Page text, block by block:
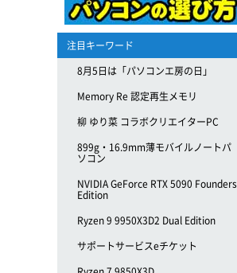
注目キーワード
8月5日は「パソコンエ房の日」
Memory Re 認定再生メモリ
柳 ゆり菜 コラボクリエイターPC
899g・16.9mm薄モバイルノートパ
ソコン
NVIDIA GeForce RTX 5090 Founders
Edition
Ryzen 9 9950X3D2 Dual Edition
サポートサービスeチケット